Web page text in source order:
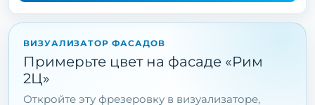
ВИЗУАЛИЗАТОР ФАСАДОВ
Примерьте цвет на фасаде «Рим
2Ц»
Откройте эту фрезеровку в визуализаторе,